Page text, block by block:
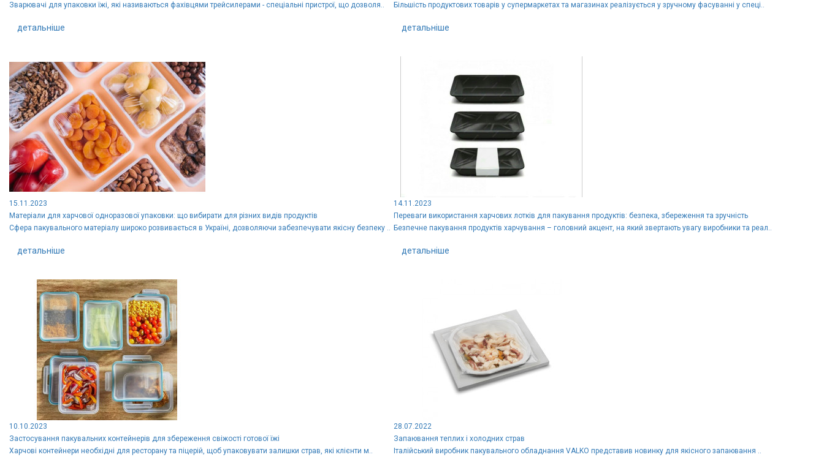
Зварювачі для упаковки їжі, які називаються фахівцями трейсилерами - спеціальні пристрої, що дозволя..
детальніше
Більшість продуктових товарів у супермаркетах та магазинах реалізується у зручному фасуванні у спеці..
детальніше
15.11.2023
Матеріали для харчової одноразової упаковки: що вибирати для різних видів продуктів
Сфера пакувального матеріалу широко розвивається в Україні, дозволяючи забезпечувати якісну безпеку ..
детальніше
14.11.2023
Переваги використання харчових лотків для пакування продуктів: безпека, збереження та зручність
Безпечне пакування продуктів харчування – головний акцент, на який звертають увагу виробники та реал..
детальніше
10.10.2023
Застосування пакувальних контейнерів для збереження свіжості готової їжі
Харчові контейнери необхідні для ресторану та піцерій, щоб упаковувати залишки страв, які клієнти м..
28.07.2022
Запаювання теплих і холодних страв
Італійський виробник пакувального обладнання VALKO представив новинку для якісного запаювання ..